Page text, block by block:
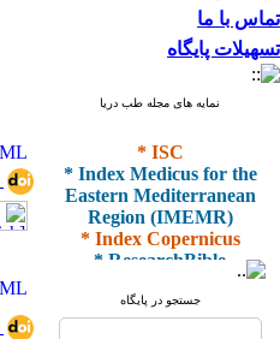
تماس با ما
تسهیلات پایگاه
نمایه های مجله طب دریا
* ISC
* Index Medicus for the
Eastern Mediterranean
Region (IMEMR)
* Index Copernicus
* ResearchBible
* I2OR
* ROAD
جستجو در پایگاه